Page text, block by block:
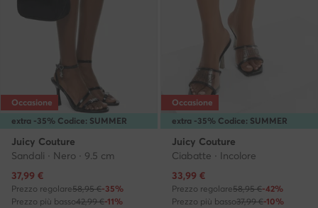
extra -35% Codice: SUMMER
Occasione
Juicy Couture
Sandali · Nero · 9.5 cm
Prezzo attuale
37,99 €
Prezzo regolare58,95 €-35%
Prezzo più basso42,99 €-11%
extra -35% Codice: SUMMER
Occasione
Juicy Couture
Ciabatte · Incolore
Prezzo attuale
33,99 €
Prezzo regolare58,95 €-42%
Prezzo più basso37,99 €-10%